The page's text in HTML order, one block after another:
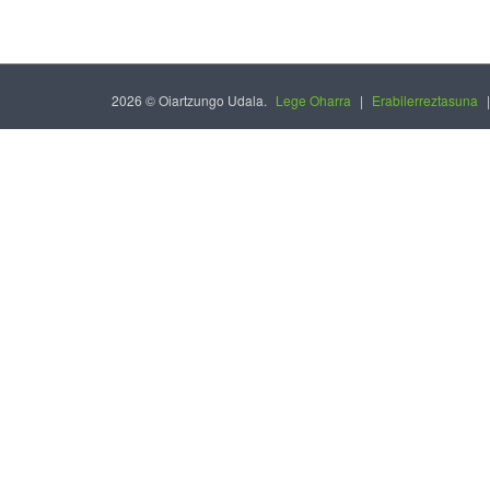
2026 © Oiartzungo Udala. Lege Oharra | Erabilerreztasuna |